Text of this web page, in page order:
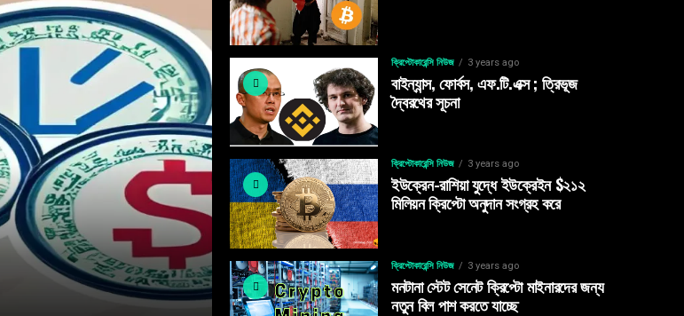
ক্রিপ্টোকারেন্সি নিউজ 3 years ago
বাইন্যান্স, ফোর্বস, এফ.টি.এক্স ; ত্রিভূজ
দ্বৈরথের সূচনা
ক্রিপ্টোকারেন্সি নিউজ 3 years ago
ইউক্রেন-রাশিয়া যুদ্ধে ইউক্রেইন $২১২
মিলিয়ন ক্রিপ্টো অনুদান সংগ্রহ করে
ক্রিপ্টোকারেন্সি নিউজ 3 years ago
মনটানা স্টেট সেনেট ক্রিপ্টো মাইনারদের জন্য
নতুন বিল পাশ করতে যাচ্ছে